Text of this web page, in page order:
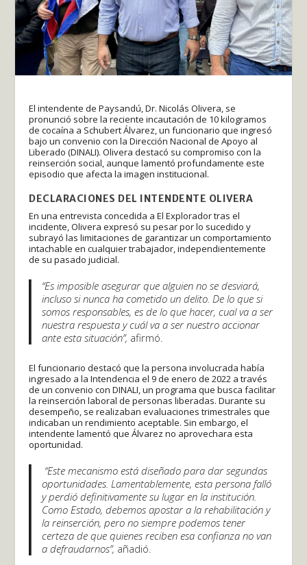
El intendente de Paysandú, Dr. Nicolás Olivera, se
pronunció sobre la reciente incautación de 10 kilogramos
de cocaína a Schubert Álvarez, un funcionario que ingresó
bajo un convenio con la Dirección Nacional de Apoyo al
Liberado (DINALI). Olivera destacó su compromiso con la
reinserción social, aunque lamentó profundamente este
episodio que afecta la imagen institucional.
DECLARACIONES DEL INTENDENTE OLIVERA
En una entrevista concedida a El Explorador tras el
incidente, Olivera expresó su pesar por lo sucedido y
subrayó las limitaciones de garantizar un comportamiento
intachable en cualquier trabajador, independientemente
de su pasado judicial.
“Es imposible asegurar que alguien no se desviará,
incluso si nunca ha cometido un delito. De lo que si
somos responsables, es de lo que hacer, cual va a ser
nuestra respuesta y cuál va a ser nuestro accionar
ante esta situación”, afirmó.
El funcionario destacó que la persona involucrada había
ingresado a la Intendencia el 9 de enero de 2022 a través
de un convenio con DINALI, un programa que busca facilitar
la reinserción laboral de personas liberadas. Durante su
desempeño, se realizaban evaluaciones trimestrales que
indicaban un rendimiento aceptable. Sin embargo, el
intendente lamentó que Álvarez no aprovechara esta
oportunidad.
“Este mecanismo está diseñado para dar segundas
oportunidades. Lamentablemente, esta persona falló
y perdió definitivamente su lugar en la institución.
Como Estado, debemos apostar a la rehabilitación y
la reinserción, pero no siempre podemos tener
certeza de que quienes reciben esa confianza no van
a defraudarnos”, añadió.